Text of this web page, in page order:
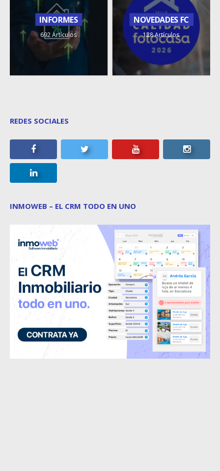
INFORMES
692 Artículos
NOVEDADES FC
128 Artículos
REDES SOCIALES
INMOWEB – EL CRM TODO EN UNO